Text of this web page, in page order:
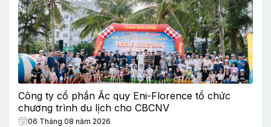
Công ty cổ phần Ắc quy Eni-Florence tổ chức
chương trình du lịch cho CBCNV
06 Tháng 08 năm 2026